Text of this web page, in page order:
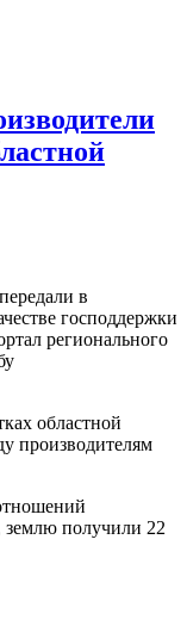
в
господдержки
регионального
областной
производителям
землю получили 22